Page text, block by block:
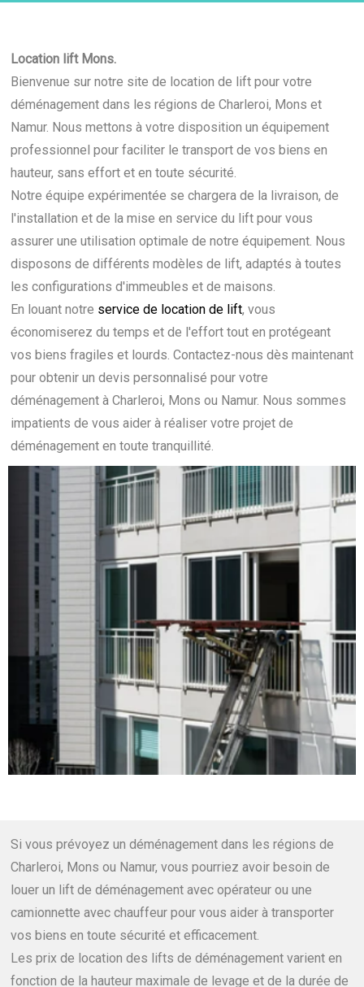
Location lift Mons.
Bienvenue sur notre site de location de lift pour votre
déménagement dans les régions de Charleroi, Mons et
Namur. Nous mettons à votre disposition un équipement
professionnel pour faciliter le transport de vos biens en
hauteur, sans effort et en toute sécurité.
Notre équipe expérimentée se chargera de la livraison, de
l'installation et de la mise en service du lift pour vous
assurer une utilisation optimale de notre équipement. Nous
disposons de différents modèles de lift, adaptés à toutes
les configurations d'immeubles et de maisons.
En louant notre service de location de lift, vous
économiserez du temps et de l'effort tout en protégeant
vos biens fragiles et lourds. Contactez-nous dès maintenant
pour obtenir un devis personnalisé pour votre
déménagement à Charleroi, Mons ou Namur. Nous sommes
impatients de vous aider à réaliser votre projet de
déménagement en toute tranquillité.
Si vous prévoyez un déménagement dans les régions de
Charleroi, Mons ou Namur, vous pourriez avoir besoin de
louer un lift de déménagement avec opérateur ou une
camionnette avec chauffeur pour vous aider à transporter
vos biens en toute sécurité et efficacement.
Les prix de location des lifts de déménagement varient en
fonction de la hauteur maximale de levage et de la durée de